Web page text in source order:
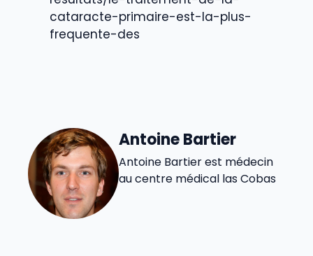
cataracte-primaire-est-la-plus-
frequente-des
Antoine Bartier
Antoine Bartier est médecin
au centre médical las Cobas